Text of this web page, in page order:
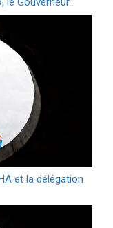
et la délégation